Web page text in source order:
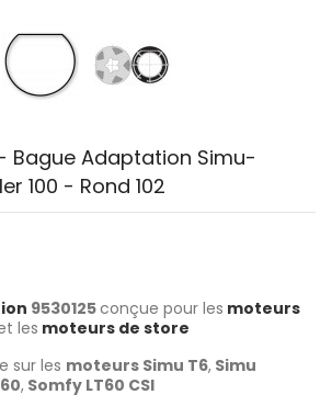
Bague Adaptation Simu-
100 - Rond 102
9530125conçue pour les moteurs
les moteurs de store
sur les moteurs Simu T6, Simu
, Somfy LT60 CSI